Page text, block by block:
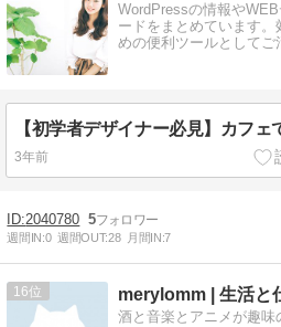
WordPressの情報や
ードをまとめています
めの便利ツールとしてご
3年前
2040780 5
週間IN:0 週間OUT:28 月間IN:7
16 merylomm | 生活と
酒と音楽とアニメが趣味